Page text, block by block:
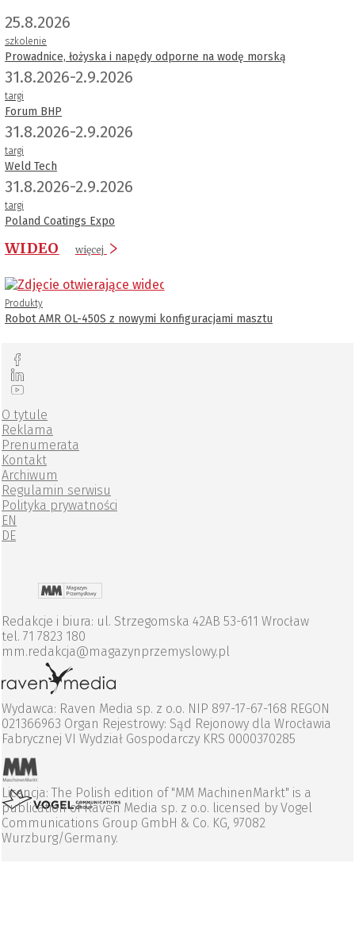
25.8.2026
szkolenie
Prowadnice, łożyska i napędy odporne na wodę morską
31.8.2026-2.9.2026
targi
Forum BHP
31.8.2026-2.9.2026
targi
Weld Tech
31.8.2026-2.9.2026
targi
Poland Coatings Expo
WIDEO więcej
Produkty
Robot AMR OL-450S z nowymi konfiguracjami masztu
O tytule
Reklama
Prenumerata
Kontakt
Archiwum
Regulamin serwisu
Polityka prywatności
EN
DE
Redakcje i biura: ul. Strzegomska 42AB 53-611 Wrocław
tel. 71 7823 180
mm.redakcja@magazynprzemyslowy.pl
Wydawca: Raven Media sp. z o.o. NIP 897-17-67-168 REGON
021366963 Organ Rejestrowy: Sąd Rejonowy dla Wrocławia
Fabrycznej VI Wydział Gospodarczy KRS 0000370285
Licencja: The Polish edition of "MM MachinenMarkt" is a
publication of Raven Media sp. z o.o. licensed by Vogel
Communications Group GmbH & Co. KG, 97082
Wurzburg/Germany.